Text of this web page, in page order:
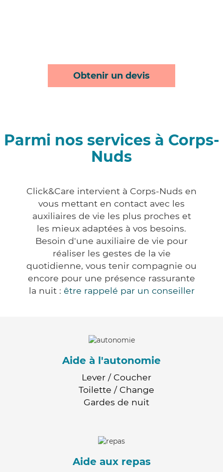
Obtenir un devis
Parmi nos services à Corps-
Nuds
Click&Care intervient à Corps-Nuds en
vous mettant en contact avec les
auxiliaires de vie les plus proches et
les mieux adaptées à vos besoins.
Besoin d'une auxiliaire de vie pour
réaliser les gestes de la vie
quotidienne, vous tenir compagnie ou
encore pour une présence rassurante
la nuit : être rappelé par un conseiller
Aide à l'autonomie
Lever / Coucher
Toilette / Change
Gardes de nuit
Aide aux repas